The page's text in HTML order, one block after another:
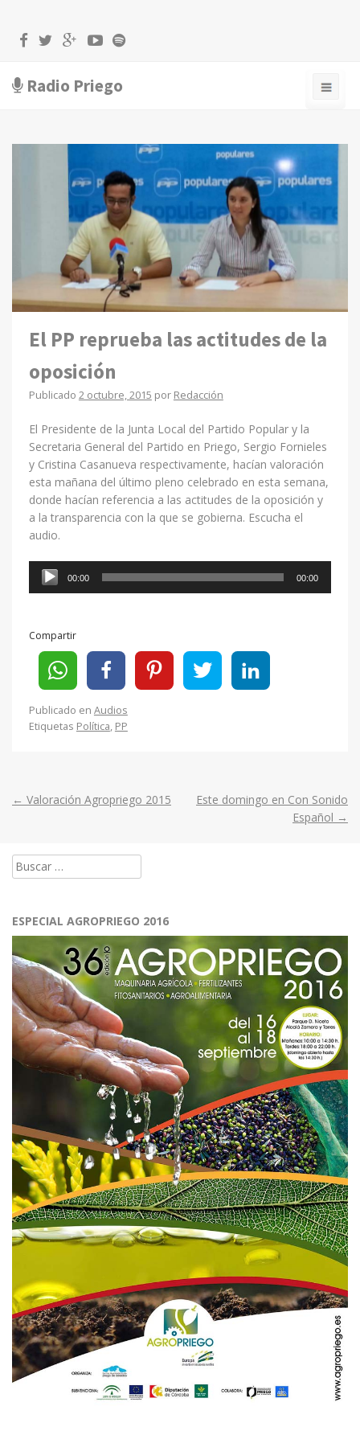
Radio Priego
El PP reprueba las actitudes de la
oposición
Publicado 2 octubre, 2015 por Redacción
El Presidente de la Junta Local del Partido Popular y la
Secretaria General del Partido en Priego, Sergio Fornieles
y Cristina Casanueva respectivamente, hacían valoración
esta mañana del último pleno celebrado en esta semana,
donde hacían referencia a las actitudes de la oposición y
a la transparencia con la que se gobierna. Escucha el
audio.
Reproductor
00:00 00:00
Compartir
Publicado en Audios
Etiquetas Política, PP
Post
← Valoración Agropriego 2015
Este domingo en Con Sonido
Español →
Buscar:
ESPECIAL AGROPRIEGO 2016